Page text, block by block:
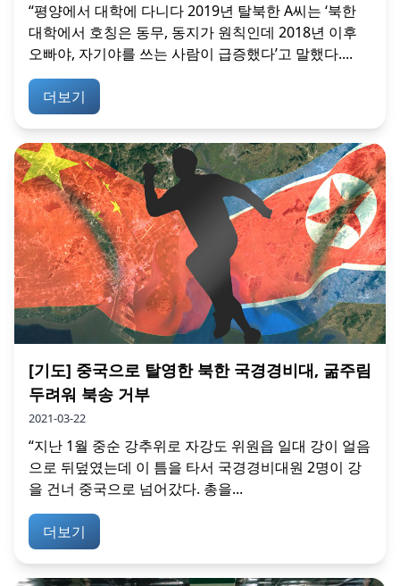
“평양에서 대학에 다니다 2019년 탈북한 A씨는 ‘북한
대학에서 호칭은 동무, 동지가 원칙인데 2018년 이후
오빠야, 자기야를 쓰는 사람이 급증했다’고 말했다....
더보기
[기도] 중국으로 탈영한 북한 국경경비대, 굶주림
두려워 북송 거부
2021-03-22
“지난 1월 중순 강추위로 자강도 위원읍 일대 강이 얼음
으로 뒤덮였는데 이 틈을 타서 국경경비대원 2명이 강
을 건너 중국으로 넘어갔다. 총을...
더보기